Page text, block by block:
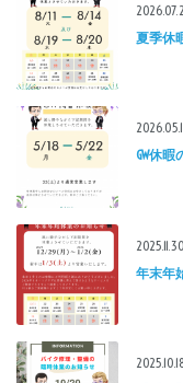
夏季休
GW休
2025.11.30
年末年